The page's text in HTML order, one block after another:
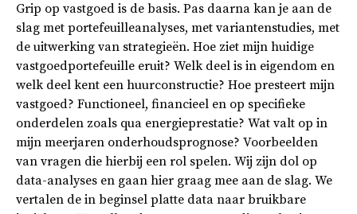
Grip op vastgoed is de basis. Pas daarna kan je aan de
slag met portefeuilleanalyses, met variantenstudies, met
de uitwerking van strategieën. Hoe ziet mijn huidige
vastgoedportefeuille eruit? Welk deel is in eigendom en
welk deel kent een huurconstructie? Hoe presteert mijn
vastgoed? Functioneel, financieel en op specifieke
onderdelen zoals qua energieprestatie? Wat valt op in
mijn meerjaren onderhoudsprognose? Voorbeelden
van vragen die hierbij een rol spelen. Wij zijn dol op
data-analyses en gaan hier graag mee aan de slag. We
vertalen de in beginsel platte data naar bruikbare